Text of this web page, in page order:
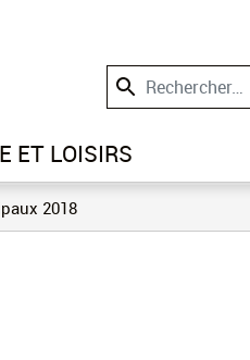
ET LOISIRS
2018